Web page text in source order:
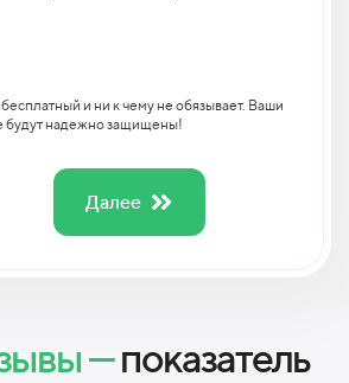
бесплатный и ни к чему не обязывает. Ваши
будут надежно защищены!
Далее
—показатель